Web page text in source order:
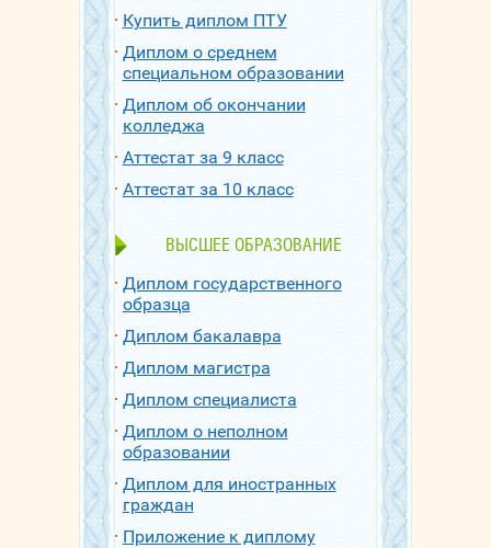
Купить диплом ПТУ
Диплом о среднем
специальном образовании
Диплом об окончании
колледжа
Аттестат за 9 класс
Аттестат за 10 класс
ВЫСШЕЕ ОБРАЗОВАНИЕ
Диплом государственного
образца
Диплом бакалавра
Диплом магистра
Диплом специалиста
Диплом о неполном
образовании
Диплом для иностранных
граждан
Приложение к диплому